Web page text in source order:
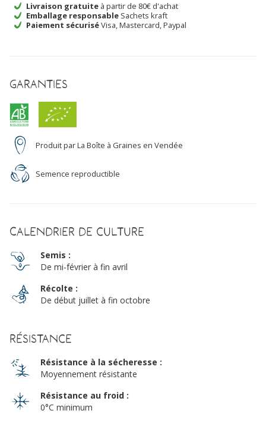
Livraison gratuite à partir de 80€ d'achat
Emballage responsable Sachets kraft
Paiement sécuriséVisa, Mastercard, Paypal
Garanties
Produit par La Boîte à Graines en Vendée
Semence reproductible
Calendrier de culture
Semis :
De mi-février à fin avril
Récolte :
De début juillet à fin octobre
Résistance
Résistance à la sécheresse :
Moyennement résistante
Résistance au froid :
0°C minimum